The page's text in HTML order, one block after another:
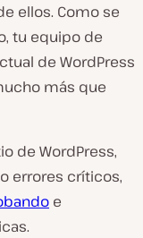
ellos. Como se
tu equipo de
de WordPress
más que
de WordPress,
errores críticos,
e